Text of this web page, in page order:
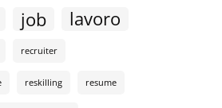
job lavoro
recruiter
reskilling resume